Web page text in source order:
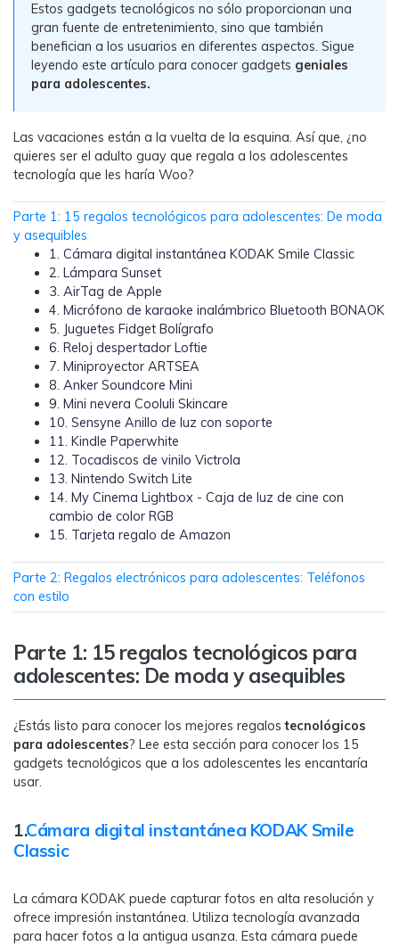
WhatsApp.
Transferencia de Datos de un
Celular a Otro
videos, SMS y otros tipos de
archivos de un teléfono a otro y a la
PC.
Apps
Mutsapper (Alias: Wutsapper)
Transfiere datos de WhatsApp y
WhatsApp Business sin restablecer los
valores de fábrica.
MobileTrans App
Transfiere datos del teléfono, de
WhatsApp y archivos entre dispositivos
iOS y Android.
Welastseen
WeLastseen te tiene al tanto de todo en
WhatsApp.
Estos gadgets tecnológicos no sólo proporcionan una
gran fuente de entretenimiento, sino que también
benefician a los usuarios en diferentes aspectos. Sigue
leyendo este artículo para conocer gadgets geniales
para adolescentes.
Las vacaciones están a la vuelta de la esquina. Así que, ¿no
quieres ser el adulto guay que regala a los adolescentes
tecnología que les haría Woo?
Parte 1: 15 regalos tecnológicos para adolescentes: De moda
y asequibles
1. Cámara digital instantánea KODAK Smile Classic
2. Lámpara Sunset
3. AirTag de Apple
4. Micrófono de karaoke inalámbrico Bluetooth BONAOK
5. Juguetes Fidget Bolígrafo
6. Reloj despertador Loftie
7. Miniproyector ARTSEA
8. Anker Soundcore Mini
9. Mini nevera Cooluli Skincare
10. Sensyne Anillo de luz con soporte
11. Kindle Paperwhite
12. Tocadiscos de vinilo Victrola
13. Nintendo Switch Lite
14. My Cinema Lightbox - Caja de luz de cine con
cambio de color RGB
15. Tarjeta regalo de Amazon
Parte 2: Regalos electrónicos para adolescentes: Teléfonos
con estilo
Parte 1: 15 regalos tecnológicos para
adolescentes: De moda y asequibles
¿Estás listo para conocer los mejores regalos tecnológicos
para adolescentes? Lee esta sección para conocer los 15
gadgets tecnológicos que a los adolescentes les encantaría
usar.
1.Cámara digital instantánea KODAK Smile
Classic
La cámara KODAK puede capturar fotos en alta resolución y
ofrece impresión instantánea. Utiliza tecnología avanzada
para hacer fotos a la antigua usanza. Esta cámara puede